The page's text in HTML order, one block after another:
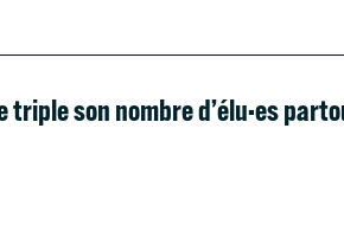
son nombre d’élu·es